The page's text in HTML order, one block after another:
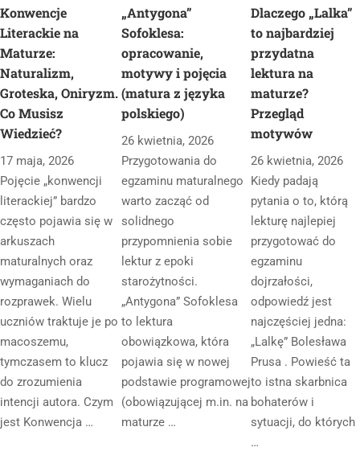
Konwencje
Literackie na
Maturze:
Naturalizm,
Groteska, Oniryzm.
Co Musisz
Wiedzieć?
17 maja, 2026
Pojęcie „konwencji
literackiej” bardzo
często pojawia się w
arkuszach
maturalnych oraz
wymaganiach do
rozprawek. Wielu
uczniów traktuje je po
macoszemu,
tymczasem to klucz
do zrozumienia
intencji autora. Czym
jest Konwencja …
„Antygona”
Sofoklesa:
opracowanie,
motywy i pojęcia
(matura z języka
polskiego)
26 kwietnia, 2026
Przygotowania do
egzaminu maturalnego
warto zacząć od
solidnego
przypomnienia sobie
lektur z epoki
starożytności.
„Antygona” Sofoklesa
to lektura
obowiązkowa, która
pojawia się w nowej
podstawie programowej
(obowiązującej m.in. na
maturze …
Dlaczego „Lalka”
to najbardziej
przydatna
lektura na
maturze?
Przegląd
motywów
26 kwietnia, 2026
Kiedy padają
pytania o to, którą
lekturę najlepiej
przygotować do
egzaminu
dojrzałości,
odpowiedź jest
najczęściej jedna:
„Lalkę” Bolesława
Prusa . Powieść ta
to istna skarbnica
bohaterów i
sytuacji, do których
…